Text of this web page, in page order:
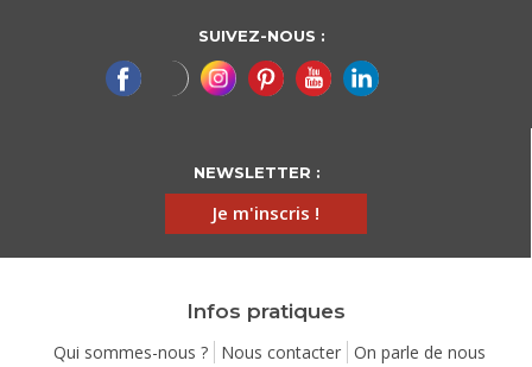
SUIVEZ-NOUS :
NEWSLETTER :
Je m'inscris !
Infos pratiques
Qui sommes-nous ? Nous contacter
On parle de nous